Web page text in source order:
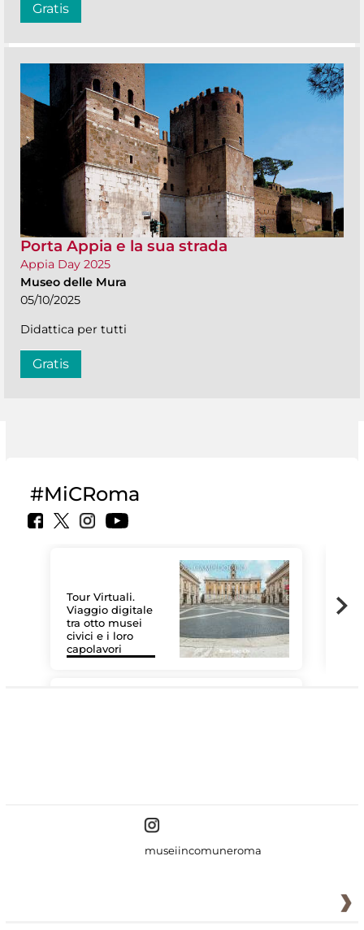
Gratis
Porta Appia e la sua strada
Appia Day 2025
Museo delle Mura
05/10/2025
Didattica per tutti
Gratis
#MiCRoma
Tour Virtuali.
Viaggio digitale
tra otto musei
civici e i loro
capolavori
museiincomuneroma